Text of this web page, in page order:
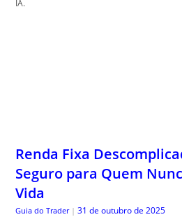
IA.
Renda Fixa
Seguro para Quem
Vida
Guia do Trader | 31 de outubro de 2025